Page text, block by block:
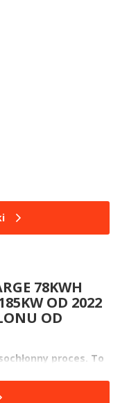
78KWH
OD 2022
OD
proces. To
każdego z
model,